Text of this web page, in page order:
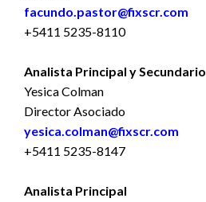
facundo.pastor@fixscr.com
+5411 5235-8110
Analista Principal y Secundario
Yesica Colman
Director Asociado
yesica.colman@fixscr.com
+5411 5235-8147
Analista Principal